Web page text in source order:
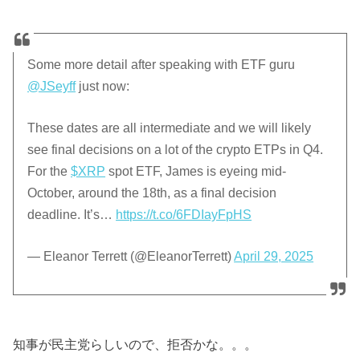
Some more detail after speaking with ETF guru
@JSeyffjust now:
These dates are all intermediate and we will likely
see final decisions on a lot of the crypto ETPs in Q4.
For the$XRP spot ETF, James is eyeing mid-
October, around the 18th, as a final decision
deadline. It’s… https://t.co/6FDIayFpHS
— Eleanor Terrett (@EleanorTerrett)April 29, 2025
知事が民主党らしいので、拒否かな。。。